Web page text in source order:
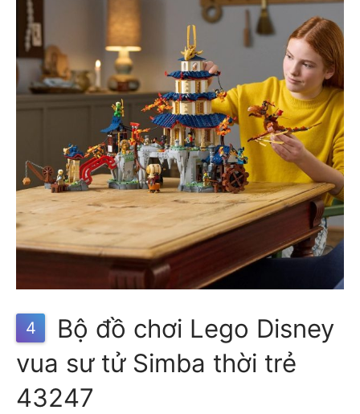
4
Bộ đồ chơi Lego Disney
vua sư tử Simba thời trẻ
43247